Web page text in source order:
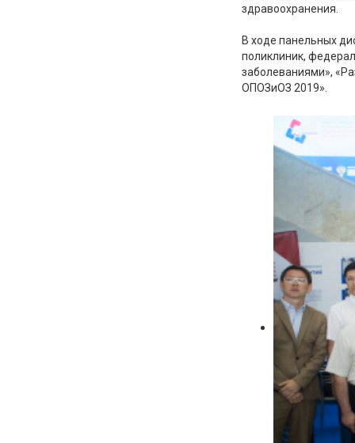
здравоохранения.
В ходе панельных
поликлиник,
заболеваниями»,
ОПОЗиОЗ 2019».